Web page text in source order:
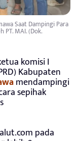
Saat Dampingi Para
PT. MAI. (Dok.
komisi I
Kabupaten
mendampingi
sepihak
pada